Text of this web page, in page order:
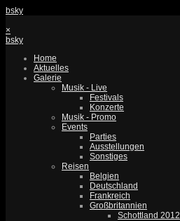
bsky
×
bsky
Home
Aktuelles
Galerie
Musik - Live
Festivals
Konzerte
Musik - Promo
Events
Parties
Ausstellungen
Sonstiges
Reisen
Belgien
Deutschland
Frankreich
Großbritannien
Schottland 2012